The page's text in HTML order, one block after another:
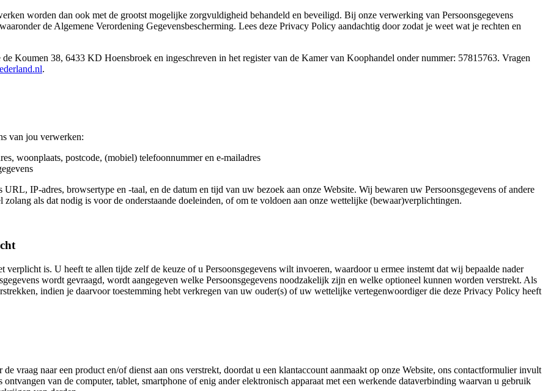
worden dan ook met de grootst mogelijke zorgvuldigheid behandeld en beveiligd. Bij onze verwerking van Persoonsgegevens
de Algemene Verordening Gegevensbescherming. Lees deze Privacy Policy aandachtig door zodat je weet wat je rechten en
Koumen 38, 6433 KD Hoensbroek en ingeschreven in het register van de Kamer van Koophandel onder nummer: 57815763. Vragen
.
van jou verwerken:
woonplaats, postcode, (mobiel) telefoonnummer en e-mailadres
URL, IP-adres, browsertype en -taal, en de datum en tijd van uw bezoek aan onze Website. Wij bewaren uw Persoonsgegevens of andere
als dat nodig is voor de onderstaande doeleinden, of om te voldoen aan onze wettelijke (bewaar)verplichtingen.
verplicht is. U heeft te allen tijde zelf de keuze of u Persoonsgegevens wilt invoeren, waardoor u ermee instemt dat wij bepaalde nader
wordt gevraagd, wordt aangegeven welke Persoonsgegevens noodzakelijk zijn en welke optioneel kunnen worden verstrekt. Als
indien je daarvoor toestemming hebt verkregen van uw ouder(s) of uw wettelijke vertegenwoordiger die deze Privacy Policy heeft
vraag naar een product en/of dienst aan ons verstrekt, doordat u een klantaccount aanmaakt op onze Website, ons contactformulier invult
van de computer, tablet, smartphone of enig ander elektronisch apparaat met een werkende dataverbinding waarvan u gebruik